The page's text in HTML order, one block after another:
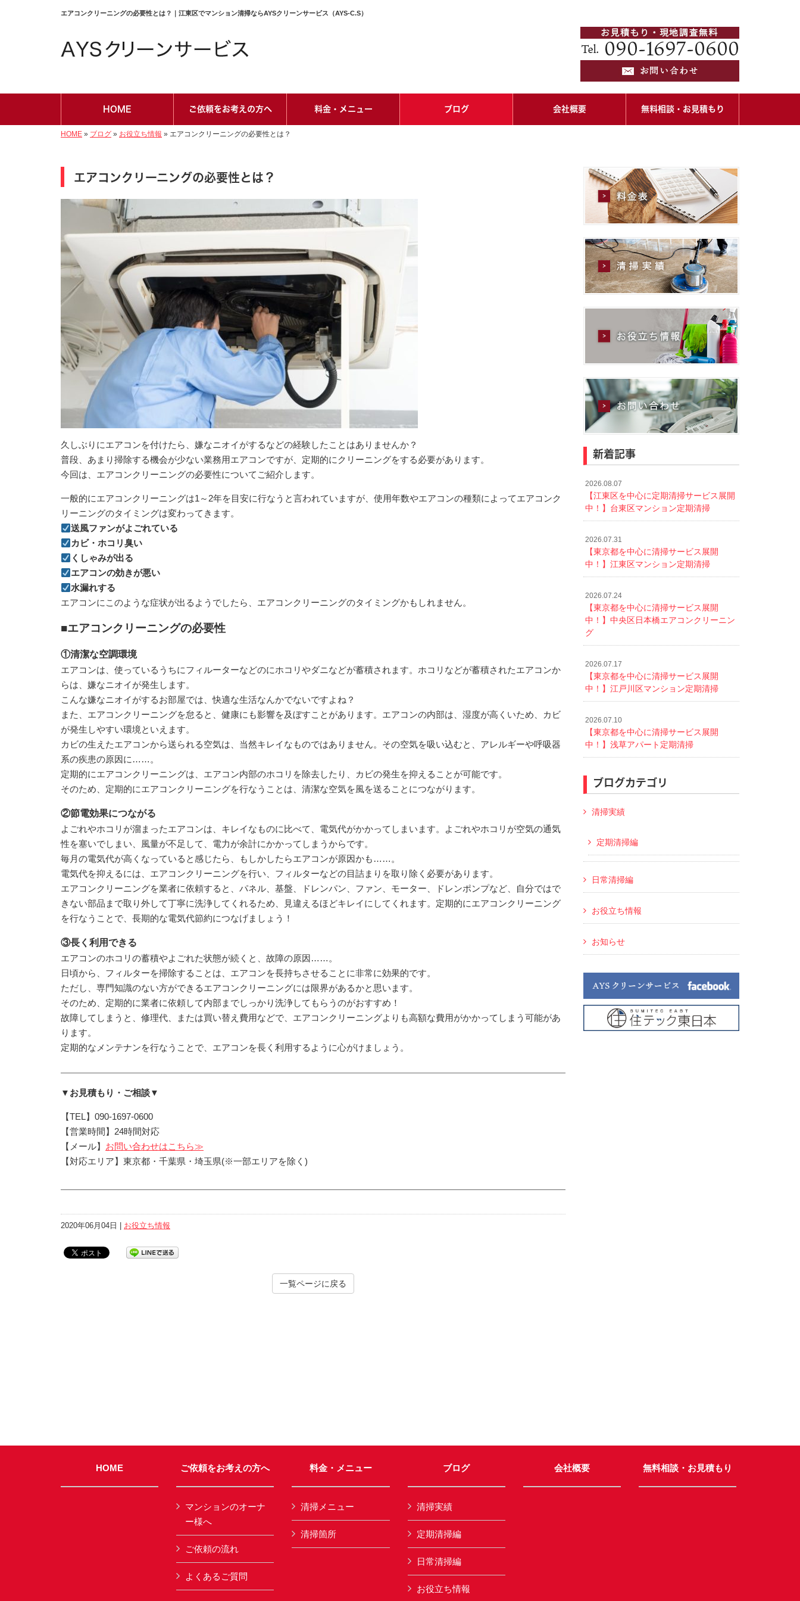
エアコンクリーニングの必要性とは？｜江東区でマンション清掃ならAYSクリーンサービス（AYS-C.S）
HOME ご依頼をお考えの方へ 料金・メニュー ブログ 会社概要 無料相談・お見積もり
HOME » ブログ » お役立ち情報 » エアコンクリーニングの必要性とは？
エアコンクリーニングの必要性とは？
久しぶりにエアコンを付けたら、嫌なニオイがするなどの経験したことはありませんか？
普段、あまり掃除する機会が少ない業務用エアコンですが、定期的にクリーニングをする必要があります。
今回は、エアコンクリーニングの必要性についてご紹介します。
一般的にエアコンクリーニングは1～2年を目安に行なうと言われていますが、使用年数やエアコンの種類によってエアコンク
リーニングのタイミングは変わってきます。
送風ファンがよごれている
カビ・ホコリ臭い
くしゃみが出る
エアコンの効きが悪い
水漏れする
エアコンにこのような症状が出るようでしたら、エアコンクリーニングのタイミングかもしれません。
■エアコンクリーニングの必要性
①清潔な空調環境
エアコンは、使っているうちにフィルーターなどのにホコリやダニなどが蓄積されます。ホコリなどが蓄積されたエアコンか
らは、嫌なニオイが発生します。
こんな嫌なニオイがするお部屋では、快適な生活なんかでないですよね？
また、エアコンクリーニングを怠ると、健康にも影響を及ぼすことがあります。エアコンの内部は、湿度が高くいため、カビ
が発生しやすい環境といえます。
カビの生えたエアコンから送られる空気は、当然キレイなものではありません。その空気を吸い込むと、アレルギーや呼吸器
系の疾患の原因に……。
定期的にエアコンクリーニングは、エアコン内部のホコリを除去したり、カビの発生を抑えることが可能です。
そのため、定期的にエアコンクリーニングを行なうことは、清潔な空気を風を送ることにつながります。
②節電効果につながる
よごれやホコリが溜まったエアコンは、キレイなものに比べて、電気代がかかってしまいます。よごれやホコリが空気の通気
性を塞いでしまい、風量が不足して、電力が余計にかかってしまうからです。
毎月の電気代が高くなっていると感じたら、もしかしたらエアコンが原因かも……。
電気代を抑えるには、エアコンクリーニングを行い、フィルターなどの目詰まりを取り除く必要があります。
エアコンクリーニングを業者に依頼すると、パネル、基盤、ドレンパン、ファン、モーター、ドレンポンプなど、自分ではで
きない部品まで取り外して丁寧に洗浄してくれるため、見違えるほどキレイにしてくれます。定期的にエアコンクリーニング
を行なうことで、長期的な電気代節約につなげましょう！
③長く利用できる
エアコンのホコリの蓄積やよごれた状態が続くと、故障の原因……。
日頃から、フィルターを掃除することは、エアコンを長持ちさせることに非常に効果的です。
ただし、専門知識のない方ができるエアコンクリーニングには限界があるかと思います。
そのため、定期的に業者に依頼して内部までしっかり洗浄してもらうのがおすすめ！
故障してしまうと、修理代、または買い替え費用などで、エアコンクリーニングよりも高額な費用がかかってしまう可能があ
ります。
定期的なメンテナンを行なうことで、エアコンを長く利用するように心がけましょう。
▼お見積もり・ご相談▼
【TEL】090-1697-0600
【営業時間】24時間対応
【メール】 お問い合わせはこちら≫
【対応エリア】東京都・千葉県・埼玉県(※一部エリアを除く)
2020年06月04日 | お役立ち情報
一覧ページに戻る
新着記事
2026.08.07
【江東区を中心に定期清掃サービス展開
中！】台東区マンション定期清掃
2026.07.31
【東京都を中心に清掃サービス展開
中！】江東区マンション定期清掃
2026.07.24
【東京都を中心に清掃サービス展開
中！】中央区日本橋エアコンクリーニン
グ
2026.07.17
【東京都を中心に清掃サービス展開
中！】江戸川区マンション定期清掃
2026.07.10
【東京都を中心に清掃サービス展開
中！】浅草アパート定期清掃
ブログカテゴリ
清掃実績
定期清掃編
日常清掃編
お役立ち情報
お知らせ
HOME ご依頼をお考えの方へ
マンションのオーナ
ー様へ
ご依頼の流れ
よくあるご質問
料金・メニュー
清掃メニュー
清掃箇所
ブログ
清掃実績
定期清掃編
日常清掃編
お役立ち情報
会社概要 無料相談・お見積もり